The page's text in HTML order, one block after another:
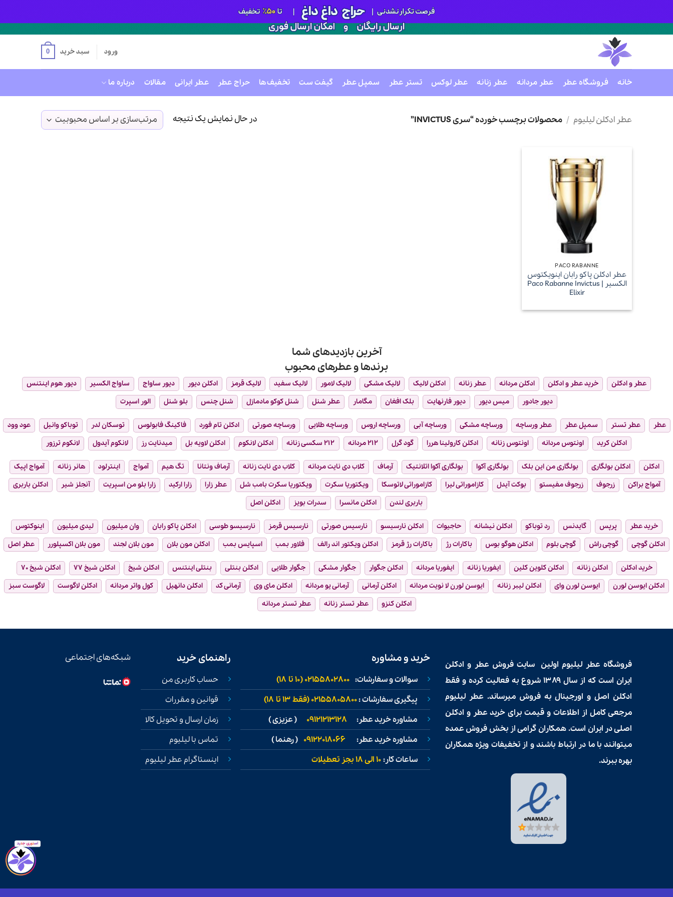
ورود سبد خرید 0
خانه فروشگاه عطر عطر مردانه عطر زنانه عطر لوکس تستر عطر سمپل عطر گیفت ست تخفیف‌ها حراج عطر عطر ایرانی مقالات درباره ما
عطر ادکلن لیلیوم / محصولات برچسب خورده “سری INVICTUS” در حال نمایش یک نتیجه
PACO RABANNE
عطر ادکلن پاکو رابان اینویکتوس
الکسیر | Paco Rabanne Invictus
Elixir
آخرین بازدیدهای شما
برندها و عطرهای محبوب
عطر و ادکلن خرید عطر و ادکلن ادکلن مردانه عطر زنانه ادکلن لالیک لالیک مشکی لالیک لامور لالیک سفید لالیک قرمز ادکلن دیور دیور ساواج ساواج الکسیر
دیور هوم اینتنس
دیور جادور
میس دیور دیور فارنهایت بلک افغان مگامار عطر شنل شنل کوکو مادمازل شنل چنس بلو شنل الور اسپرت
عطر عطر تستر سمپل عطر عطر ورساچه ورساچه مشکی ورساچه آبی ورساچه اروس ورساچه طلایی ورساچه صورتی ادکلن تام فورد فاکینگ فابولوس توسکان لدر توباکو وانیل
عود وود
ادکلن کرید
اونتوس مردانه اونتوس زنانه ادکلن کارولینا هررا گود گرل ۲۱۲ مردانه ۲۱۲ سکسی زنانه ادکلن لانکوم ادکلن لاویه بل میدنایت رز لانکوم آیدول لانکوم ترزور
ادکلن ادکلن بولگاری بولگاری من این بلک بولگاری آکوا بولگاری آکوا اتلانتیک آرماف کلاب دی نایت مردانه کلاب دی نایت زنانه آرماف ونتانا تگ هیم آمواج اینترلود هانر زنانه
آمواج اپیک
آمواج براکن
زرجوف زرجوف مفیستو بوکت آیدل کازاموراتی لیرا کازاموراتی لاتوسکا ویکتوریا سکرت ویکتوریا سکرت بامب شل عطر زارا زارا ارکید زارا بلو من اسپریت آنجلز شیر
ادکلن باربری
باربری لندن
ادکلن مانسرا سدرات بویز ادکلن اصل
خرید عطر پرپس گایدنس رد توباکو ادکلن نیشانه حاجیوات ادکلن نارسیسو نارسیس صورتی نارسیس قرمز نارسیسو طوسی ادکلن پاکو رابان وان میلیون لیدی میلیون
اینوکتوس
ادکلن گوچی
گوچی راش گوچی بلوم ادکلن هوگو بوس باکارات رژ باکارات رژ قرمز ادکلن ویکتور اند رالف فلاور بمب اسپایس بمب ادکلن مون بلان مون بلان لجند مون بلان اکسپلورر عطر اصل
خرید ادکلن ادکلن زنانه ادکلن کلوین کلین ایفوریا زنانه ایفوریا مردانه ادکلن جگوار جگوار مشکی جگوار طلایی ادکلن بنتلی بنتلی اینتنس ادکلن شیخ ادکلن شیخ ۷۷
ادکلن شیخ ۷۰
ادکلن ایوسن لورن
ایوسن لورن وای ادکلن لیبر زنانه ایوسن لورن لا نویت مردانه ادکلن آرمانی آرمانی یو مردانه ادکلن مای وی آرمانی کد ادکلن دانهیل کول واتر مردانه ادکلن لاگوست
لاگوست سبز
ادکلن کنزو
عطر تستر زنانه عطر تستر مردانه
فروشگاه عطر لیلیوم اولین سایت فروش عطر و ادکلن
ایران است که از سال ۱۳۸۹ شروع به فعالیت کرده و فقط
ادکلن اصل و اورجینال به فروش میرساند. عطر لیلیوم
مرجعی کامل از اطلاعات و قیمت برای خرید عطر و ادکلن
اصلی در ایران است. همکاران گرامی از بخش فروش عمده
میتوانند با ما در ارتباط باشند و از تخفیفات ویژه همکاران
بهره ببرند.
خرید و مشاوره
سوالات و سفارشات:02155802800 (۱۰ تا ۱۸)
پیگیری سفارشات :02155805800 (فقط ۱۳ تا ۱۸)
مشاوره خرید عطر: 09121213128 ( عزیزی )
مشاوره خرید عطر: 09122018066 ( رهنما )
ساعات کار:۱۰ الی ۱۸ بجز تعطیلات
راهنمای خرید
حساب کاربری من
قوانین و مقررات
زمان ارسال و تحویل کالا
تماس با لیلیوم
اینستاگرام عطر لیلیوم
شبکه‌های اجتماعی